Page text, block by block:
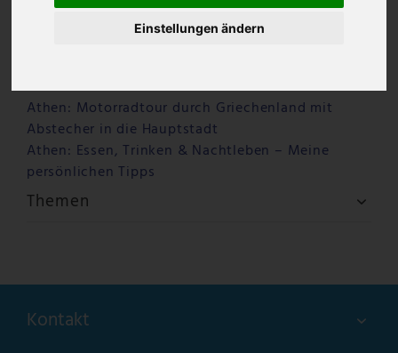
Einstellungen ändern
Ouzo für Feinschmecker
Athen: Motorradtour durch Griechenland mit
Abstecher in die Hauptstadt
Athen: Essen, Trinken & Nachtleben – Meine
persönlichen Tipps
Themen
Kontakt